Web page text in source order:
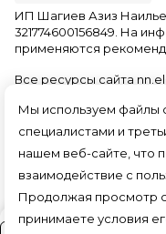
Мы используем файлы
специалистами и
нашем веб-сайте, что
взаимодействие с
Продолжая просмотр
принимаете условия
ИП Шагиев Азиз
321774600156849. На
применяются
Все ресурсы сайта
и видео информацию,
страниц, доменное
являются объектами
интеллектуальную
законодательством и
охране авторских прав.